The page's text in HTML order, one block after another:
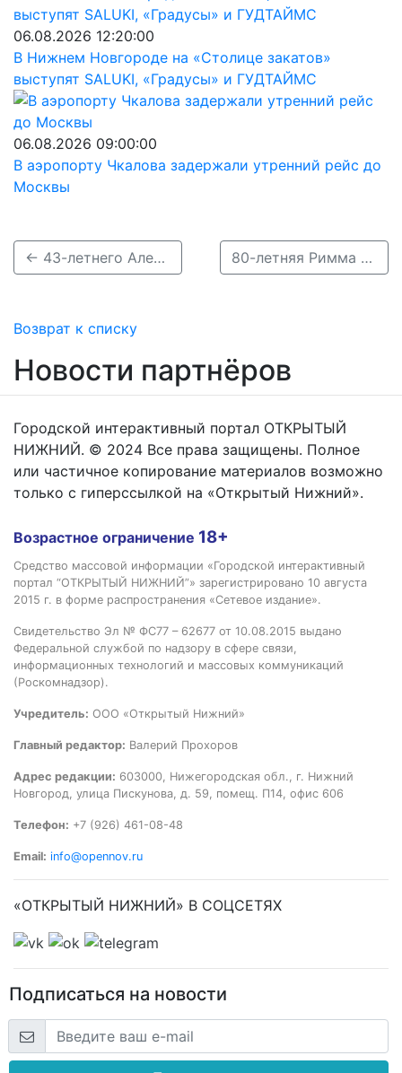
06.08.2026 12:20:00
В Нижнем Новгороде на «Столице закатов»
выступят SALUKI, «Градусы» и ГУДТАЙМС
06.08.2026 09:00:00
В аэропорту Чкалова задержали утренний рейс до
Москвы
← 43-летнего Александра Чиликина разыскивают в Володарском районе 80-летняя Римма Пазыч без вести пропала в Нижнем Новгороде →
Возврат к списку
Новости партнёров
Городской интерактивный портал ОТКРЫТЫЙ
НИЖНИЙ. © 2024 Все права защищены. Полное
или частичное копирование материалов возможно
только с гиперссылкой на «Открытый Нижний».
Возрастное ограничение 18+
Средство массовой информации «Городской интерактивный
портал “ОТКРЫТЫЙ НИЖНИЙ”» зарегистрировано 10 августа
2015 г. в форме распространения «Сетевое издание».
Свидетельство Эл № ФС77 – 62677 от 10.08.2015 выдано
Федеральной службой по надзору в сфере связи,
информационных технологий и массовых коммуникаций
(Роскомнадзор).
Учредитель: ООО «Открытый Нижний»
Главный редактор: Валерий Прохоров
Адрес редакции: 603000, Нижегородская обл., г. Нижний
Новгород, улица Пискунова, д. 59, помещ. П14, офис 606
Телефон: +7 (926) 461-08-48
Email: info@opennov.ru
«ОТКРЫТЫЙ НИЖНИЙ» В СОЦСЕТЯХ
Подписаться на новости